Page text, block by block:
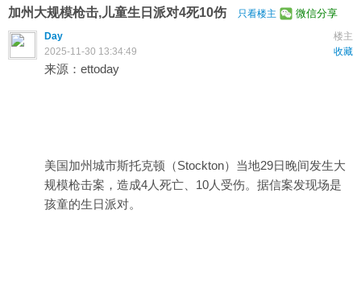
加州大规模枪击,儿童生日派对4死10伤 只看楼主 微信分享
楼主
Day
收藏
2025-11-30 13:34:49
来源：ettoday
美国加州城市斯托克顿（Stockton）当地29日晚间发生大
规模枪击案，造成4人死亡、10人受伤。据信案发现场是
孩童的生日派对。